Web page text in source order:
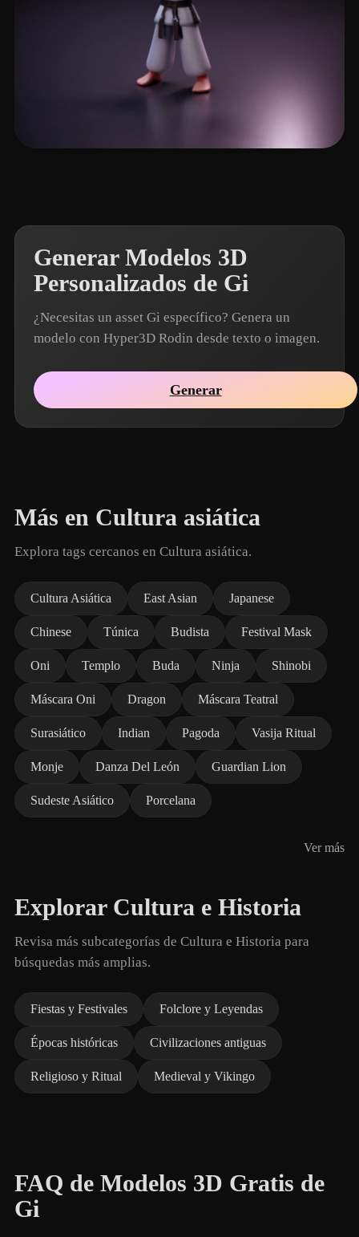
Generar Modelos 3D
Personalizados de Gi
¿Necesitas un asset Gi específico? Genera un
modelo con Hyper3D Rodin desde texto o imagen.
Generar
Más en Cultura asiática
Explora tags cercanos en Cultura asiática.
Cultura Asiática East Asian Japanese
Chinese Túnica Budista Festival Mask
Oni Templo Buda Ninja Shinobi
Máscara Oni Dragon Máscara Teatral
Surasiático Indian Pagoda Vasija Ritual
Monje Danza Del León Guardian Lion
Sudeste Asiático Porcelana
Ver más
Explorar Cultura e Historia
Revisa más subcategorías de Cultura e Historia para
búsquedas más amplias.
Fiestas y Festivales Folclore y Leyendas
Épocas históricas Civilizaciones antiguas
Religioso y Ritual Medieval y Vikingo
FAQ de Modelos 3D Gratis de
Gi